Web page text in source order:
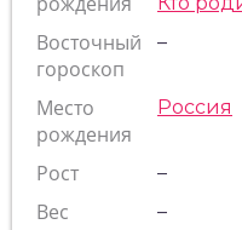
Восточный
гороскоп
–
Место
рождения
Россия
Рост –
Вес –